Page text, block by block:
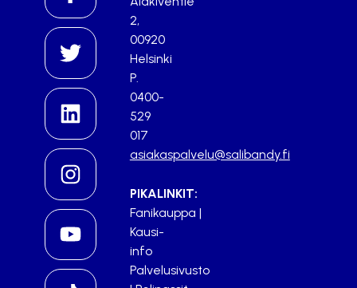
2,
00920
Helsinki
P.
0400-
529
017
asiakaspalvelu@salibandy.fi
PIKALINKIT:
Fanikauppa |
Kausi-
info
Palvelusivusto